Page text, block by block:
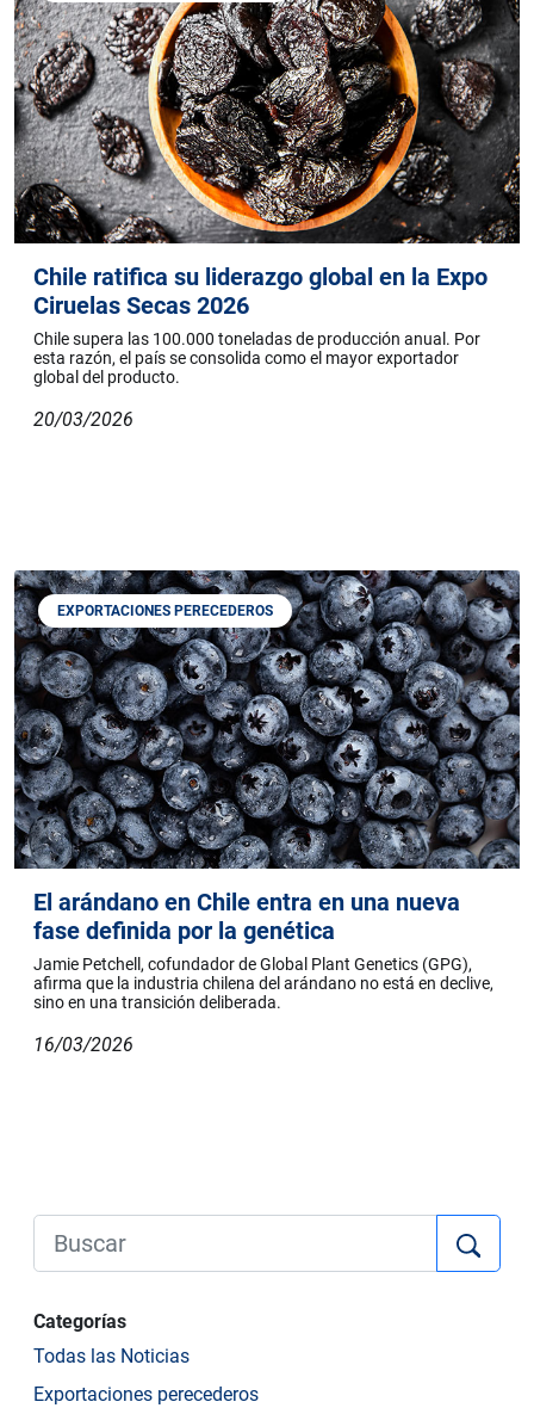
Chile ratifica su liderazgo global en la Expo
Ciruelas Secas 2026
Chile supera las 100.000 toneladas de producción anual. Por
esta razón, el país se consolida como el mayor exportador
global del producto.
20/03/2026
EXPORTACIONES PERECEDEROS
El arándano en Chile entra en una nueva
fase definida por la genética
Jamie Petchell, cofundador de Global Plant Genetics (GPG),
afirma que la industria chilena del arándano no está en declive,
sino en una transición deliberada.
16/03/2026
Categorías
Todas las Noticias
Exportaciones perecederos